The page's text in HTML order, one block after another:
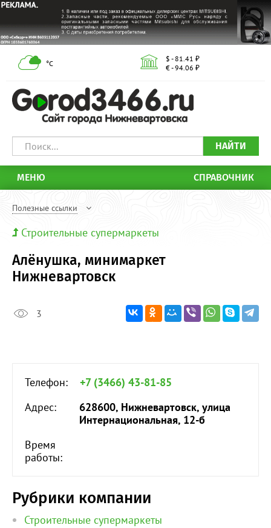
°С
$ - 81.41 ₽
€ - 94.06 ₽
НАЙТИ
МЕНЮ СПРАВОЧНИК
Полезные ссылки
Строительные супермаркеты
Алёнушка, минимаркет
Нижневартовск
3
Телефон:
+7 (3466) 43-81-85
Адрес:
628600, Нижневартовск, улица
Интернациональная, 12-б
Время
работы:
Рубрики компании
Строительные супермаркеты